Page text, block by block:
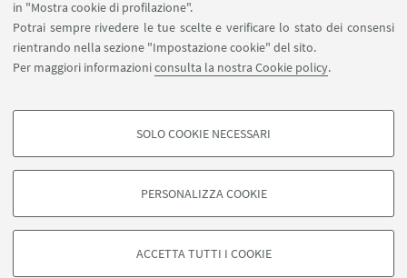
in "Mostra cookie di profilazione".
Potrai sempre rivedere le tue scelte e verificare lo stato dei consensi
rientrando nella sezione "Impostazione cookie" del sito.
Per maggiori informazioniconsulta la nostra Cookie policy.
COOKIE DI PROFILAZIONE - FACOLTATIVI
degli utenti, creare profili in base al loro comportamento sul sito, per analisi
di marketing.
SOLO COOKIE NECESSARI
PERSONALIZZA COOKIE
ACCETTA TUTTI I COOKIE
APP:
©Copyright 2026 - ALMA MATER STUDIORUM - Università di
Bologna - Via Zamboni, 33 - 40126 Bologna - PI: 01131710376 - CF:
80007010376
Privacy
Note legali
Informazioni sul sito e accessibilità
Impostazioni Cookie